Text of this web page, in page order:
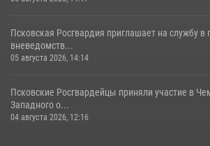
Псковская Росгвардия приглашает на службу в
вневедомств...
05 августа 2026, 14:14
Псковские Росгвардейцы приняли участие в
Западного о...
04 августа 2026, 12:16